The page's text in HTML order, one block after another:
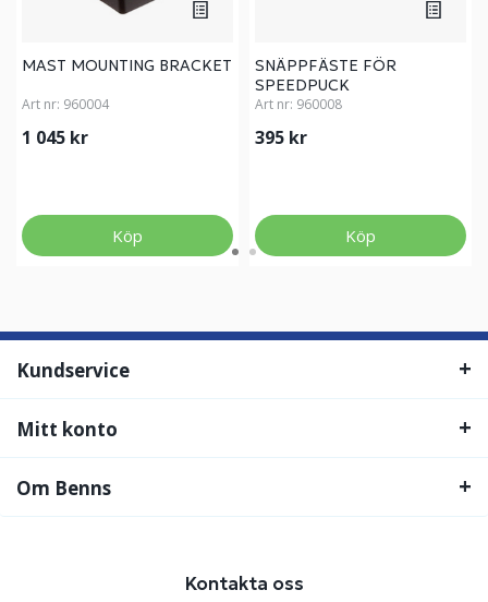
MAST MOUNTING BRACKET
Art nr: 960004
1 045 kr
Köp
SNÄPPFÄSTE FÖR
SPEEDPUCK
Art nr: 960008
395 kr
Köp
Kundservice
Mitt konto
Om Benns
Kontakta oss